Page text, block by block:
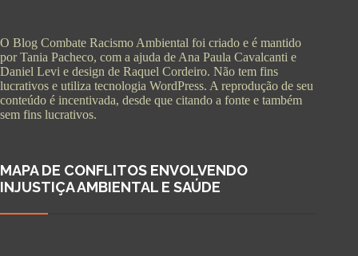
O Blog Combate Racismo Ambiental foi criado e é mantido
por Tania Pacheco, com a ajuda de Ana Paula Cavalcanti e
Daniel Levi e design de Raquel Cordeiro. Não tem fins
lucrativos e utiliza tecnologia WordPress. A reprodução de seu
conteúdo é incentivada, desde que citando a fonte e também
sem fins lucrativos.
MAPA DE CONFLITOS ENVOLVENDO
INJUSTIÇA AMBIENTAL E SAÚDE